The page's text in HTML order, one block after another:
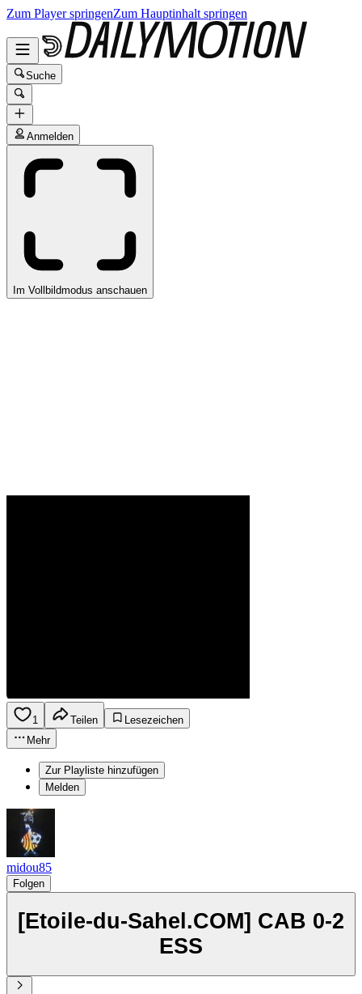
Zum Player springenZum Hauptinhalt springen
Suche
Anmelden
Im Vollbildmodus anschauen
1 Teilen
Lesezeichen
Mehr
Zur Playliste hinzufügen
Melden
midou85
Folgen
[Etoile-du-Sahel.COM] CAB 0-2
ESS